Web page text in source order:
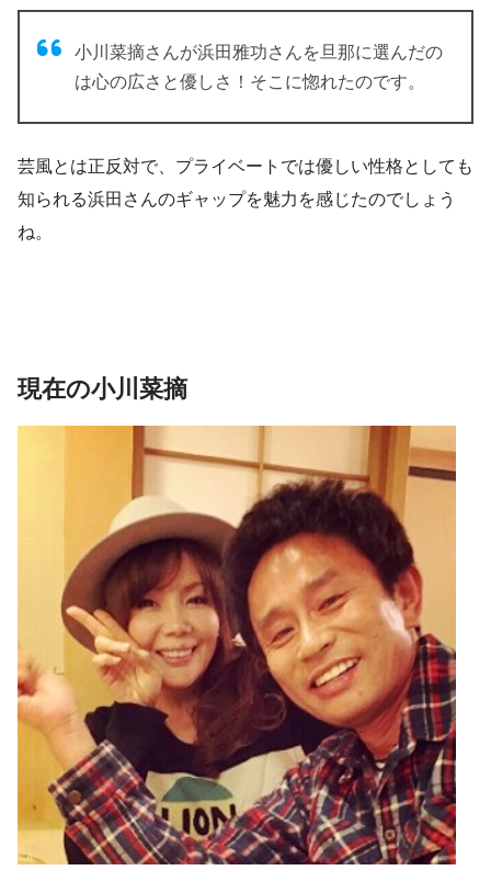
小川菜摘さんが浜田雅功さんを旦那に選んだの
は心の広さと優しさ！そこに惚れたのです。
芸風とは正反対で、プライベートでは優しい性格としても
知られる浜田さんのギャップを魅力を感じたのでしょう
ね。
現在の小川菜摘